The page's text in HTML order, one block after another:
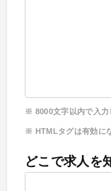
8000文字以内で入力
HTMLタグは有効に
どこで求人を